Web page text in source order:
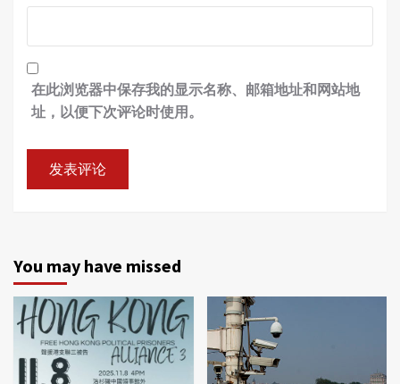
在此浏览器中保存我的显示名称、邮箱地址和网站地
址，以便下次评论时使用。
You may have missed